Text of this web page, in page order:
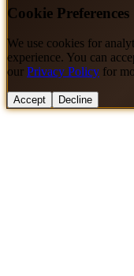
Cookie Preferences
We use cookies for
experience. You can
our Privacy Policy for
Accept Decline